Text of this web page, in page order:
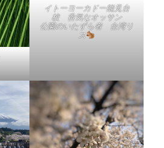
イトーヨーカドー能見台
校 呑気なオッサン
公園のいたずら者 台湾リ
ス